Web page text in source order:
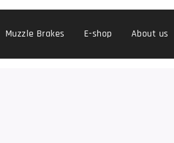
Muzzle Brakes E-shop About us